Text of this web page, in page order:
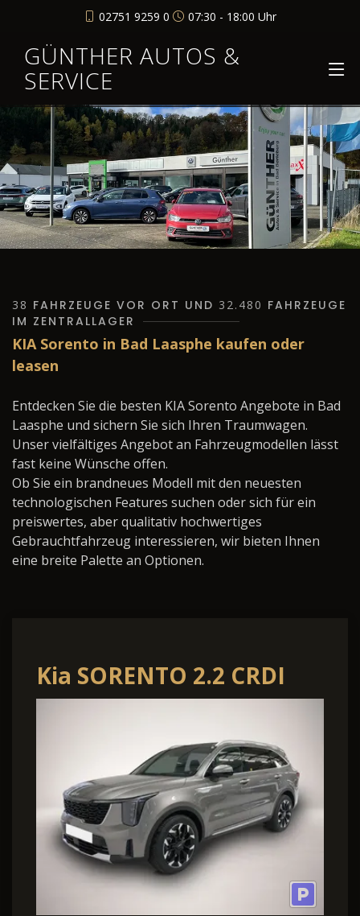
02751 9259 0 07:30 - 18:00 Uhr
GÜNTHER AUTOS &
SERVICE
38 FAHRZEUGE VOR ORT UND 32.480 FAHRZEUGE
IM ZENTRALLAGER
KIA Sorento in Bad Laasphe kaufen oder
leasen
Entdecken Sie die besten KIA Sorento Angebote in Bad
Laasphe und sichern Sie sich Ihren Traumwagen.
Unser vielfältiges Angebot an Fahrzeugmodellen lässt
fast keine Wünsche offen.
Ob Sie ein brandneues Modell mit den neuesten
technologischen Features suchen oder sich für ein
preiswertes, aber qualitativ hochwertiges
Gebrauchtfahrzeug interessieren, wir bieten Ihnen
eine breite Palette an Optionen.
Kia SORENTO 2.2 CRDI
AWD DCT8 PLATINUM
LEDER NAPPA P